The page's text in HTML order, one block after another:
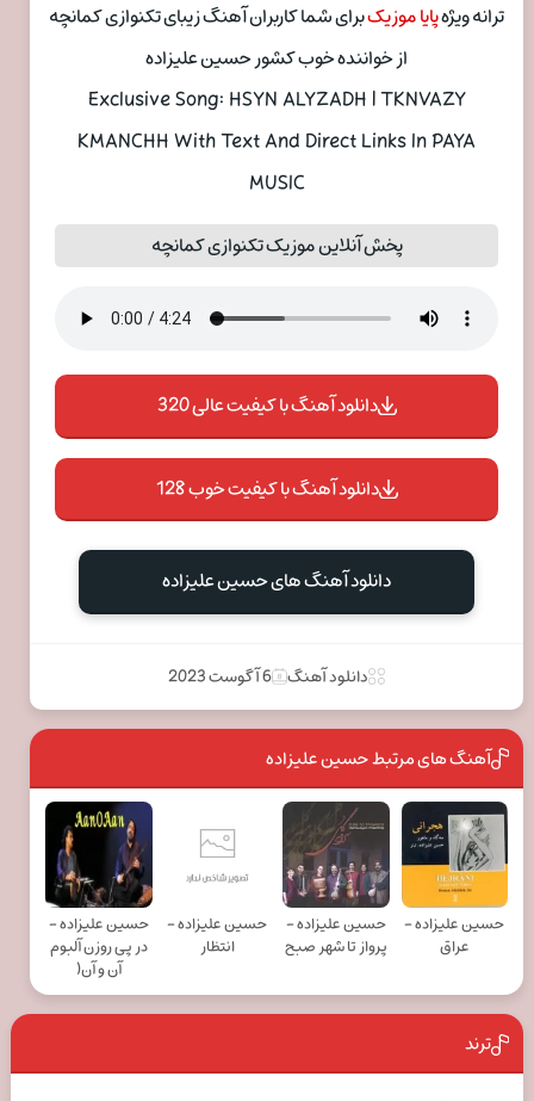
ترانه ویژهپایا موزیکبرای شما کاربران آهنگ زیبای تکنوازی کمانچه
از خواننده خوب کشور حسین علیزاده
Exclusive Song: HSYN ALYZADH | TKNVAZY
KMANCHH With Text And Direct Links In PAYA
MUSIC
پخش آنلاین موزیک تکنوازی کمانچه
دانلود آهنگ با کیفیت عالی 320
دانلود آهنگ با کیفیت خوب 128
دانلود آهنگ های حسین علیزاده
دانلود آهنگ 6 آگوست 2023
آهنگ های مرتبط حسین علیزاده
حسین علیزاده -
عراق
حسین علیزاده -
پرواز تا شهر صبح
حسین علیزاده -
انتظار
حسین علیزاده -
در پی روزن آلبوم
آن و آن(
ترند